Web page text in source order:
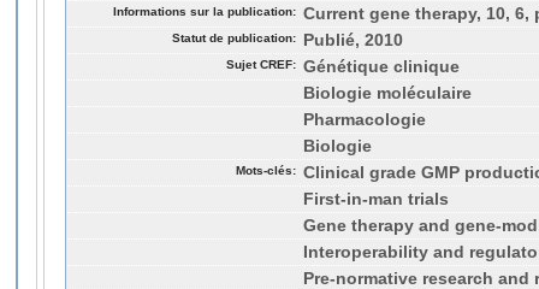
Informations sur la publication: Current gene therapy, 10, 6,
Statut de publication: Publié, 2010
Sujet CREF: Génétique clinique
Biologie moléculaire
Pharmacologie
Biologie
Mots-clés: Clinical grade GMP
First-in-man trials
Gene therapy and gene-
Interoperability and
Pre-normative research and